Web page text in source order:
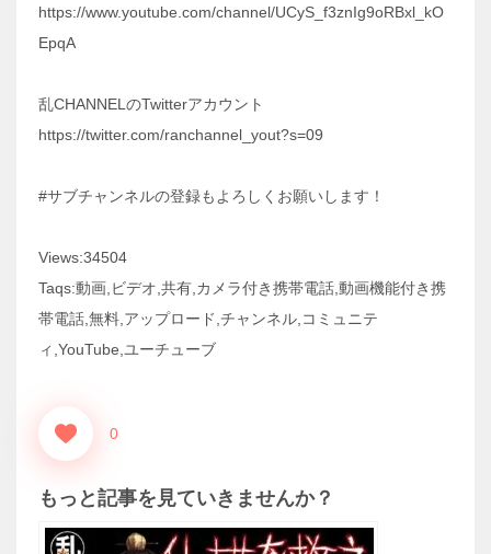
https://www.youtube.com/channel/UCyS_f3znIg9oRBxl_kO
EpqA
乱CHANNELのTwitterアカウント
https://twitter.com/ranchannel_yout?s=09
#サブチャンネルの登録もよろしくお願いします！
Views:34504
Taqs:動画,ビデオ,共有,カメラ付き携帯電話,動画機能付き携
帯電話,無料,アップロード,チャンネル,コミュニテ
ィ,YouTube,ユーチューブ
0
もっと記事を見ていきませんか？